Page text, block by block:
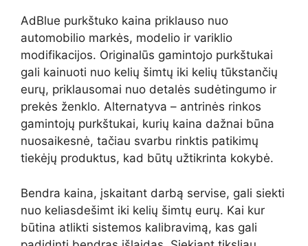
AdBlue purkštuko kaina priklauso nuo
automobilio markės, modelio ir variklio
modifikacijos. Originalūs gamintojo purkštukai
gali kainuoti nuo kelių šimtų iki kelių tūkstančių
eurų, priklausomai nuo detalės sudėtingumo ir
prekės ženklo. Alternatyva – antrinės rinkos
gamintojų purkštukai, kurių kaina dažnai būna
nuosaikesnė, tačiau svarbu rinktis patikimų
tiekėjų produktus, kad būtų užtikrinta kokybė.
Bendra kaina, įskaitant darbą servise, gali siekti
nuo keliasdešimt iki kelių šimtų eurų. Kai kur
būtina atlikti sistemos kalibravimą, kas gali